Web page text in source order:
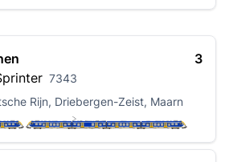
7343
3
Rijn, Driebergen-Zeist, Maarn